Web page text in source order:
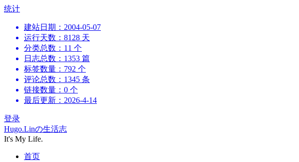
跳
统计
建站日期：2004-05-07
运行天数：8128 天
分类总数：11 个
日志总数：1353 篇
标签数量：792 个
评论总数：1345 条
链接数量：0 个
最后更新：2026-4-14
登录
Hugo.Linの生活志
It's My Life.
首页